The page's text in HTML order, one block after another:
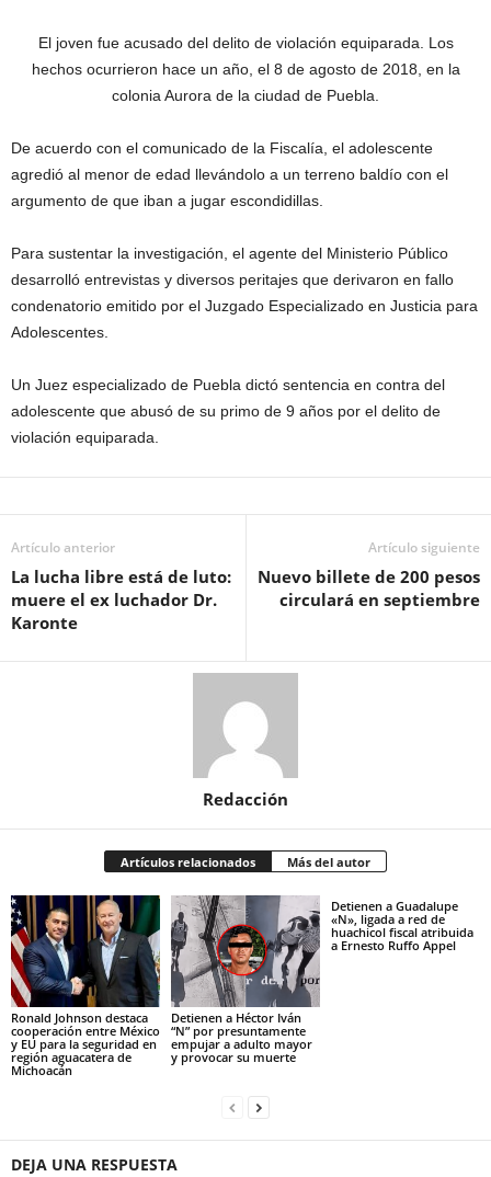
El joven fue acusado del delito de violación equiparada. Los
hechos ocurrieron hace un año, el 8 de agosto de 2018, en la
colonia Aurora de la ciudad de Puebla.
De acuerdo con el comunicado de la Fiscalía, el adolescente
agredió al menor de edad llevándolo a un terreno baldío con el
argumento de que iban a jugar escondidillas.
Para sustentar la investigación, el agente del Ministerio Público
desarrolló entrevistas y diversos peritajes que derivaron en fallo
condenatorio emitido por el Juzgado Especializado en Justicia para
Adolescentes.
Un Juez especializado de Puebla dictó sentencia en contra del
adolescente que abusó de su primo de 9 años por el delito de
violación equiparada.
Artículo anterior
La lucha libre está de luto:
muere el ex luchador Dr.
Karonte
Artículo siguiente
Nuevo billete de 200 pesos
circulará en septiembre
Redacción
Artículos relacionados Más del autor
Ronald Johnson destaca
cooperación entre México
y EU para la seguridad en
región aguacatera de
Michoacán
Detienen a Héctor Iván
“N” por presuntamente
empujar a adulto mayor
y provocar su muerte
Detienen a Guadalupe
«N», ligada a red de
huachicol fiscal atribuida
a Ernesto Ruffo Appel
DEJA UNA RESPUESTA